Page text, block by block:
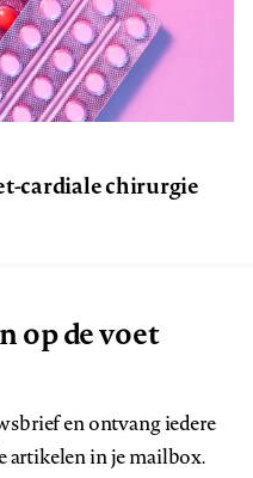
cardiale chirurgie
op de voet
en ontvang iedere
artikelen in je mailbox.